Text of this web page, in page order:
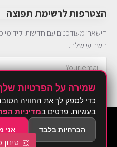
הצטרפות לרשימת תפוצה
הישארו מעודכנים עם חדשות וקידומי
השבועי שלנו.
הינך חייב להסכים למדיניות פרטיות
©2026 Brurya TLV - ברוריה תחפושות
שמירה על הפרטיות
כדי לספק לך את החוויה
בעוגיות. פרטים במדיניות
הכרחיות בלבד אני